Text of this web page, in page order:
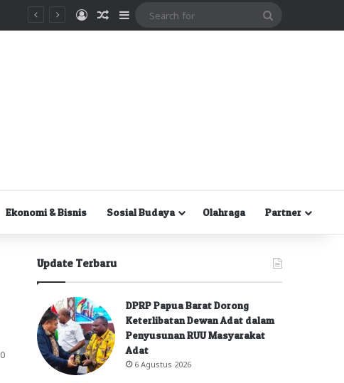
MasukRandom Article
Sidebar
Ekonomi & Bisnis Sosial Budaya Olahraga Partner
0
Update Terbaru
DPRP Papua Barat Dorong
Keterlibatan Dewan Adat dalam
Penyusunan RUU Masyarakat
Adat
6 Agustus 2026